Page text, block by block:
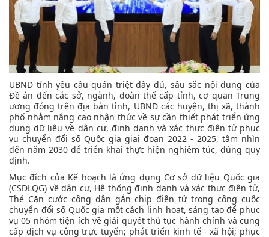
UBND tỉnh yêu cầu quán triệt đầy đủ, sâu sắc nội dung của
Đề án đến các sở, ngành, đoàn thể cấp tỉnh, cơ quan Trung
ương đóng trên địa bàn tỉnh, UBND các huyện, thị xã, thành
phố nhằm nâng cao nhận thức về sự cần thiết phát triển ứng
dụng dữ liệu về dân cư, định danh và xác thực điện tử phục
vụ chuyển đổi số Quốc gia giai đoạn 2022 - 2025, tầm nhìn
đến năm 2030 để triển khai thực hiện nghiêm túc, đúng quy
định.
Mục đích của Kế hoạch là ứng dụng Cơ sở dữ liệu Quốc gia
(CSDLQG) về dân cư, Hệ thống định danh và xác thực điện tử,
Thẻ Căn cước công dân gắn chip điện tử trong công cuộc
chuyển đổi số Quốc gia một cách linh hoạt, sáng tạo để phục
vụ 05 nhóm tiện ích về giải quyết thủ tục hành chính và cung
cấp dịch vụ công trực tuyến; phát triển kinh tế - xã hội; phục